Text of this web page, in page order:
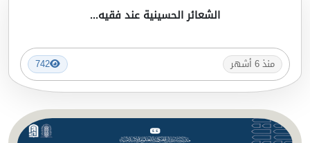
الشعائر الحسينية عند فقيه...
منذ 6 أشهر 742